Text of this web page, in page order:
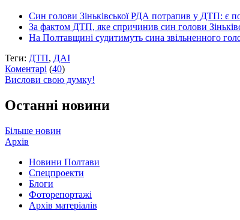
Син голови Зіньківської РДА потрапив у ДТП: є
За фактом ДТП, яке спричинив син голови
На Полтавщині судитимуть сина звільненного
Теги: ДТП, ДАІ
Коментарі (40)
Вислови свою думку!
Останні новини
Більше новин
Архів
Новини Полтави
Спецпроекти
Блоги
Фоторепортажі
Архів матеріалів